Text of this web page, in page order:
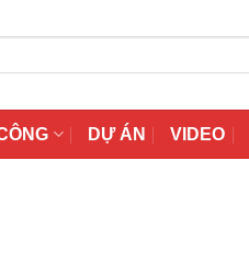
DỰ ÁN VIDEO